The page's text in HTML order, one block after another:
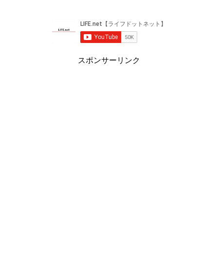
スポンサーリンク